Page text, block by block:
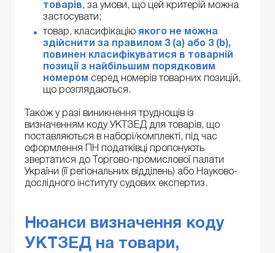
товарів , за умови, що цей критерій можна
застосувати;
товар, класифікацію якого не можна
здійснити за правилом 3 (a) або 3 (b),
повинен класифікуватися в товарній
позиції з найбільшим порядковим
номером серед номерів товарних позицій,
що розглядаються.
Також у разі виникнення труднощів із
визначенням коду УКТЗЕД для товарів, що
поставляються в наборі/комплекті, під час
оформлення ПН податківці пропонують
звертатися до Торгово-промислової палати
України (її регіональних відділень) або Науково-
дослідного інституту судових експертиз.
Нюанси визначення коду
УКТЗЕД на товари,